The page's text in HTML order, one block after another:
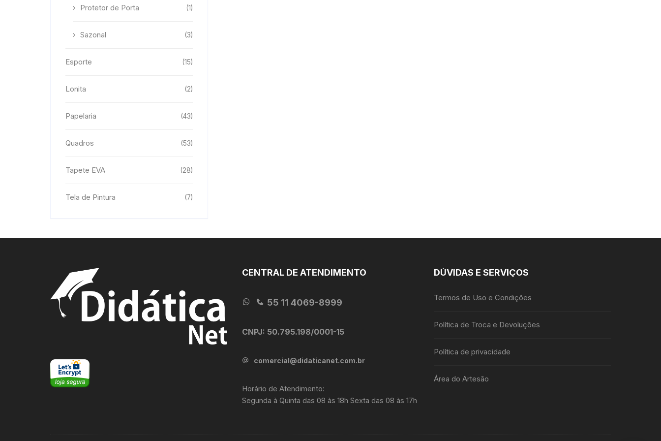
Protetor de Porta (1)
Sazonal (3)
Esporte (15)
Lonita (2)
Papelaria (43)
Quadros (53)
Tapete EVA (28)
Tela de Pintura (7)
CENTRAL DE ATENDIMENTO
55 11 4069-8999
CNPJ: 50.795.198/0001-15
comercial@didaticanet.com.br
Horário de Atendimento:
Segunda à Quinta das 08 às 18h Sexta das 08 às 17h
DÚVIDAS E SERVIÇOS
Termos de Uso e Condições
Política de Troca e Devoluções
Política de privacidade
Área do Artesão